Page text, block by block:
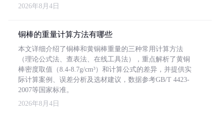
2026年8月4日
铜棒的重量计算方法有哪些
本文详细介绍了铜棒和黄铜棒重量的三种常用计算方法
（理论公式法、查表法、在线工具法），重点解析了黄铜
棒密度取值（8.4-8.7g/cm³）和计算公式的差异，并提供实
际计算案例、误差分析及选材建议，数据参考GB/T 4423-
2007等国家标准。
2026年8月4日